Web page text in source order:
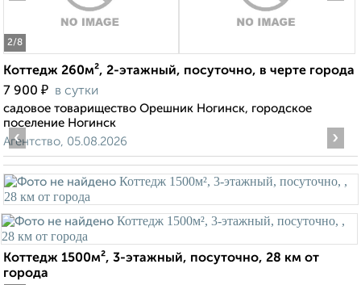
2/8
Коттедж 260м², 2-этажный, посуточно, в черте города
7 900 ₽ в сутки
садовое товарищество Орешник Ногинск, городское
поселение Ногинск
Агентство, 05.08.2026
‹ ›
Коттедж 1500м², 3-этажный, посуточно, 28 км от
города